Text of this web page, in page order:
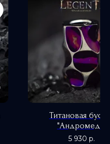
Титановая
"Андромеда"
5 930 р.